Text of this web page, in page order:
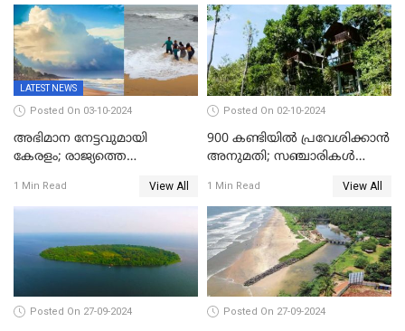
ആനക്കാഴ്ചകള്‍
LATEST NEWS
Posted On 03-10-2024
അഭിമാന നേട്ടവുമായി
കേരളം; രാജ്യത്തെ
മലിന ജലം കേരളത്തില്‍;
തീരദേശ ജല ഗുണനിലവാര
സൂചികയില്‍ ഒന്നാമത്
1 Min Read View All
Posted On 02-10-2024
900 കണ്ടിയിൽ പ്രവേശിക്കാൻ
അനുമതി; സഞ്ചാരികൾ
കാര്യങ്ങൾ
1 Min Read View All
Posted On 27-09-2024 Posted On 27-09-2024